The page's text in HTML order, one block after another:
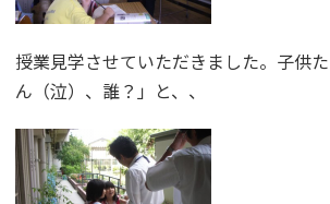
授業見学させていただきました。子供
ん（泣）、誰？」と、、